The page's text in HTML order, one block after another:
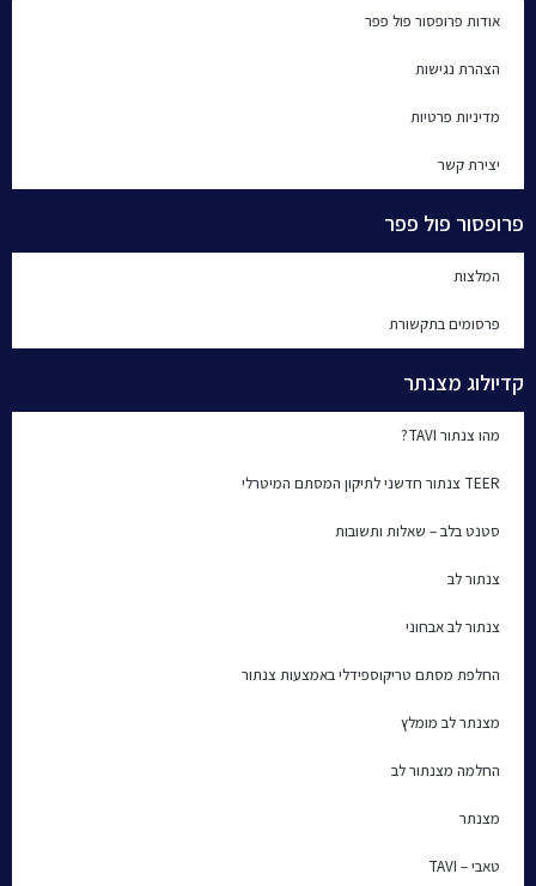
אודות פרופסור פול פפר
הצהרת נגישות
מדיניות פרטיות
יצירת קשר
פרופסור פול פפר
המלצות
פרסומים בתקשורת
קדיולוג מצנתר
מהו צנתור TAVI?
TEER צנתור חדשני לתיקון המסתם המיטרלי
סטנט בלב – שאלות ותשובות
צנתור לב
צנתור לב אבחוני
החלפת מסתם טריקוספידלי באמצעות צנתור
מצנתר לב מומלץ
החלמה מצנתור לב
מצנתר
טאבי – TAVI